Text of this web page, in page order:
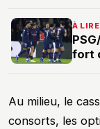
À
fort
Au milieu, le
consorts, les